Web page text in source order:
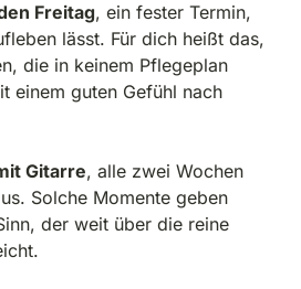
Freitag, ein fester Termin,
lässt. Für dich heißt das,
die in keinem Pflegeplan
einem guten Gefühl nach
Gitarre, alle zwei Wochen
Solche Momente geben
der weit über die reine